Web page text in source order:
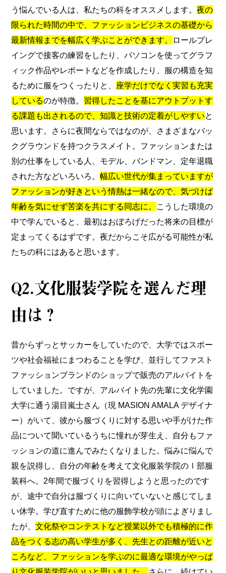
う悩んでいる人は、私たちの科をオススメします。夜の
限られた時間の中で、ファッションビジネスの基礎から
最新情報までを幅広く学ぶことができます。
ロールプレ
イングで接客の練習をしたり、パソコンを使ってグラフ
ィック作品やレポートなどを作成したり、服の構造を知
るために服をつくったりと、 座学だけでなく実習も充実
しているのが特徴。 習得したことを基にアウトプットす
る課題も出されるので、知識と技術の定着がしやすいと
思います。さらに夜間ならではなのが、さまざまなバッ
クグラウンドを持つクラスメイト。ファッションまたは
別の仕事をしている人、モデル、バンドマン、定年退職
された方などいろいろ。幅広い世代が集まっていますが
ファッションが好きという情熱は一緒なので、気づけば
年齢を気にせず苦楽を共にする同志に。 こうした環境の
中で学んでいると、最初はおぼろげだった将来の目標が
定まってくるはずです。夜だからこそ広がる可能性が私
たちの科にはあると思います。
Q2.⽂化服装学院を選んだ理
由は？
昔からずっとサッカーをしていたので、大学ではスポー
ツや社会福祉にまつわることを学び、並行してファスト
ファッションブランドのショップで販売のアルバイトを
していました。ですが、アルバイト先の先輩に文化学園
大学に通う湯目嵐士さん（現 MASION AMALA デザイナ
ー）がいて、彼から服づくりに対する思いや手がけた作
品について聞いているうちに憧れが芽生え、自分もファ
ッションの道に進んでみたくなりました。悩みに悩んで
親を説得し、自分の年齢を考えて文化服装学院のⅠ部服
装科へ。2年間で服づくりを習得しようと思ったのです
が、途中で自分は服づくりに向いていないと感じてしま
い休学。学び直すために他の服飾学校が頭によぎりまし
たが、文化祭やコンテストなど授業以外でも積極的に作
品をつくる志の高い学生が多く、先生との距離が近いと
ころなど、ファッションを学ぶのに最適な環境がやっぱ